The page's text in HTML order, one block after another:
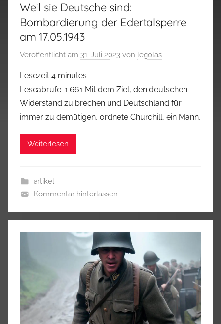
Weil sie Deutsche sind:
Bombardierung der Edertalsperre
am 17.05.1943
Veröffentlicht am 31. Juli 2023 von legolas
Lesezeit 4 minutes
Leseabrufe: 1.661 Mit dem Ziel, den deutschen
Widerstand zu brechen und Deutschland für
immer zu demütigen, ordnete Churchill, ein Mann,
Weiterlesen
artikel
Kommentar hinterlassen